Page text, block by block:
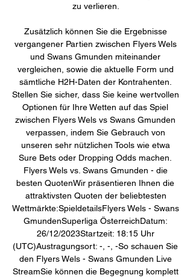
zu verlieren.
Zusätzlich können Sie die Ergebnisse
vergangener Partien zwischen Flyers Wels
und Swans Gmunden miteinander
vergleichen, sowie die aktuelle Form und
sämtliche H2H-Daten der Kontrahenten.
Stellen Sie sicher, dass Sie keine wertvollen
Optionen für Ihre Wetten auf das Spiel
zwischen Flyers Wels vs Swans Gmunden
verpassen, indem Sie Gebrauch von
unseren sehr nützlichen Tools wie etwa
Sure Bets oder Dropping Odds machen.
Flyers Wels vs. Swans Gmunden - die
besten QuotenWir präsentieren Ihnen die
attraktivsten Quoten der beliebtesten
Wettmärkte:SpieldetailsFlyers Wels - Swans
GmundenSuperliga ÖsterreichDatum:
26/12/2023Startzeit: 18:15 Uhr
(UTC)Austragungsort: -, -, -So schauen Sie
den Flyers Wels - Swans Gmunden Live
StreamSie können die Begegnung komplett